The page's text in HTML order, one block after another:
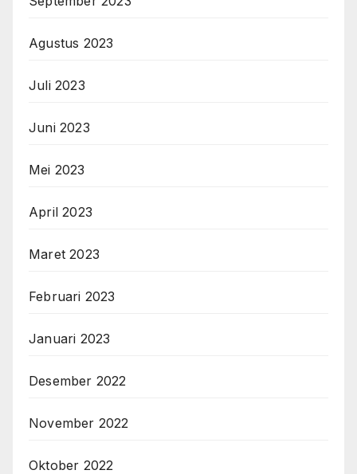
Agustus 2023
Juli 2023
Juni 2023
Mei 2023
April 2023
Maret 2023
Februari 2023
Januari 2023
Desember 2022
November 2022
Oktober 2022